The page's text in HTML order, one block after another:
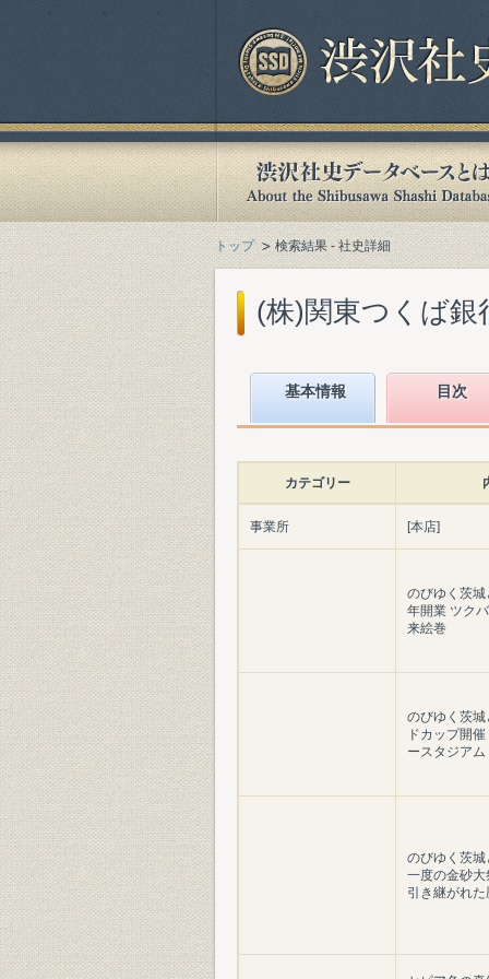
トップ 検索結果 - 社史詳細
(株)関東つくば銀
基本情報 目次
カテゴリー
事業所 [本店]
のびゆく茨
年開業 ツク
来絵巻
のびゆく茨
ドカップ開
ースタジア
のびゆく茨
一度の金砂
引き継がれ